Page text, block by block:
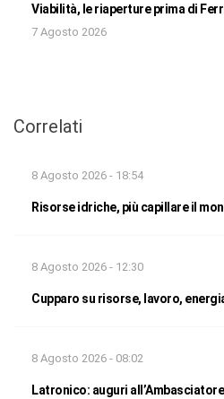
Viabilità, le riaperture prima di
7 Agosto 2026
Correlati
8 Agosto 2026 - 18:54
Risorse idriche, più capillare il
8 Agosto 2026 - 12:30
Cupparo su risorse, lavoro,
8 Agosto 2026 - 08:02
Latronico: auguri